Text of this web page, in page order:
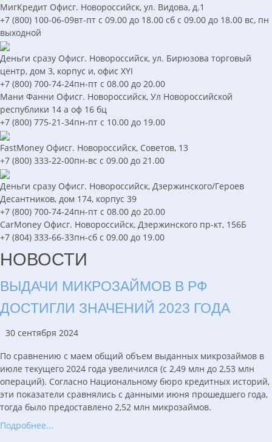
МигКредит Офисг. Новороссийск, ул. Видова, д.1
+7 (800) 100-06-09вт-пт с 09.00 до 18.00 сб с 09.00 до 18.00 вс, пн
выходной
Деньги сразу Офисг. Новороссийск, ул. Бирюзова торговый
центр, дом 3, корпус и, офис XYI
+7 (800) 700-74-24пн-пт с 08.00 до 20.00
Мани Фанни Офисг. Новороссийск, Ул Новороссийской
республики 14 а оф 16 бц
+7 (800) 775-21-34пн-пт с 10.00 до 19.00
FastMoney Офисг. Новороссийск, Советов, 13
+7 (800) 333-22-00пн-вс с 09.00 до 21.00
Деньги сразу Офисг. Новороссийск, Дзержинского/Героев
Десантников, дом 174, корпус 39
+7 (800) 700-74-24пн-пт с 08.00 до 20.00
CarMoney Офисг. Новороссийск, Дзержинского пр-кт, 156Б
+7 (804) 333-66-33пн-сб с 09.00 до 19.00
НОВОСТИ
ВЫДАЧИ МИКРОЗАЙМОВ В РФ
ДОСТИГЛИ ЗНАЧЕНИЙ 2023 ГОДА
30 сентября 2024
По сравнению с маем общий объем выданных микрозаймов в
июле текущего 2024 года увеличился (с 2,49 млн до 2,53 млн
операций). Согласно Национальному бюро кредитных историй,
эти показатели сравнялись с данными июня прошедшего года,
тогда было предоставлено 2,52 млн микрозаймов.
Подробнее...